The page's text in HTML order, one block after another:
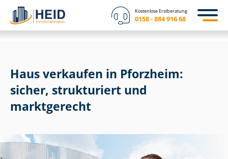
Kostenlose Erstberatung
0158 - 884 916 68
Haus verkaufen in Pforzheim:
sicher, strukturiert und
marktgerecht